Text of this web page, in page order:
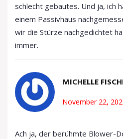
schlecht gebautes. Und ja, ich
einem Passivhaus
wir die Stürze nachgedichtet
immer.
MICHELLE
November 22,
Ach ja, der berühmte Blower-